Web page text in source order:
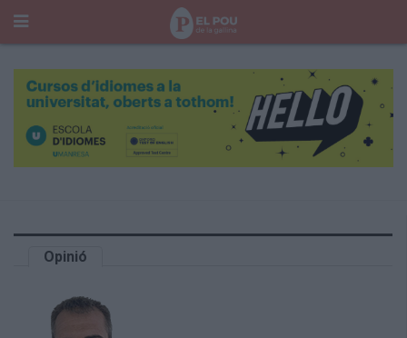
Cerca
Temes del Pou
Taula Rodona
El Cul del Pou
Opinió